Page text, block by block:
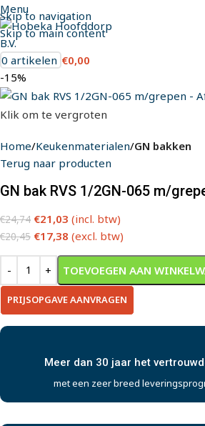
Skip to navigation
Skip to main content
Menu
0 artikelen €0,00
-15%
Klik om te vergroten
Home Keukenmaterialen GN bakken
Terug naar producten
GN bak RVS 1/2GN-065 m/
€24,74 €21,03 (incl. btw)
€20,45 €17,38 (excl. btw)
TOEVOEGEN AAN
PRIJSOPGAVE AANVRAGEN
Meer dan 30 jaar het
met een zeer breed